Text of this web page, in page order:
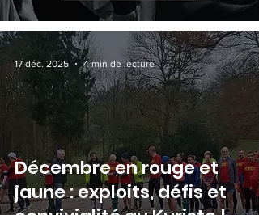
Décembre en rouge et
jaune : exploits, défis et
17 déc. 2025 4 min de lecture